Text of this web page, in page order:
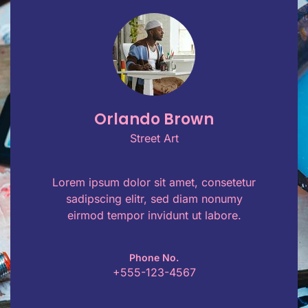
Orlando Brown
Street Art
Lorem ipsum dolor sit amet, consetetur
sadipscing elitr, sed diam nonumy
eirmod tempor invidunt ut labore.
Phone No.
+555-123-4567